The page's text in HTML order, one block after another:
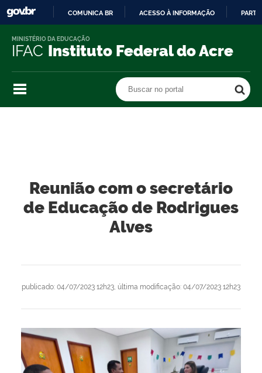
O
COMUNICA BR ACESSO À INFORMAÇÃO
IFAC Instituto Federal do Acre
MINISTÉRIO DA EDUCAÇÃO
Buscar no portal
Reunião com o secretário
de Educação de Rodrigues
Alves
publicado: 04/07/2023 12h23, última modificação: 04/07/2023 12h23